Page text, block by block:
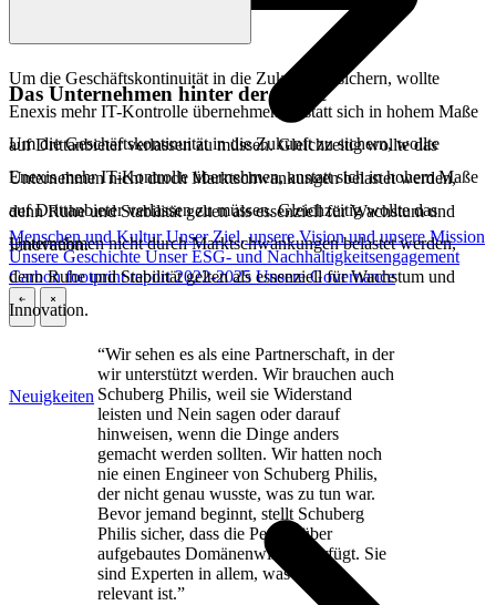
Menschen und KulturUnser Ziel, unsere Vision und unsere Mission
Unsere Geschichte Unser ESG- und Nachhaltigkeitsengagement
Carbon footprint report 2022-2025 Unsere Governance
\ \
Neuigkeiten
Um die Geschäftskontinuität in die Zukunft zu sichern, wollte
Enexis mehr IT-Kontrolle übernehmen, anstatt sich in hohem Maße
auf Drittanbieter verlassen zu müssen. Gleichzeitig wollte das
Unternehmen nicht durch Marktschwankungen belastet werden,
denn Ruhe und Stabilität gelten als essenziell für Wachstum und
Innovation.
Das Unternehmen hinter der Frage
Um die Geschäftskontinuität in die Zukunft zu sichern, wollte
Enexis mehr IT-Kontrolle übernehmen, anstatt sich in hohem Maße
auf Drittanbieter verlassen zu müssen. Gleichzeitig wollte das
Unternehmen nicht durch Marktschwankungen belastet werden,
denn Ruhe und Stabilität gelten als essenziell für Wachstum und
Innovation.
“Wir sehen es als eine Partnerschaft, in der
wir unterstützt werden. Wir brauchen auch
Schuberg Philis, weil sie Widerstand
leisten und Nein sagen oder darauf
hinweisen, wenn die Dinge anders
gemacht werden sollten. Wir hatten noch
nie einen Engineer von Schuberg Philis,
der nicht genau wusste, was zu tun war.
Bevor jemand beginnt, stellt Schuberg
Philis sicher, dass die Person über
aufgebautes Domänenwissen verfügt. Sie
sind Experten in allem, was für uns
relevant ist.”